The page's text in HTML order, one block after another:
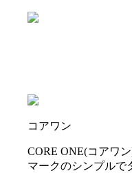
コアワン
CORE ONE(コアワ
マークのシンプルで